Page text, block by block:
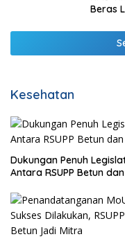
Beras
Kesehatan
Dukungan Penuh
Antara RSUPP Betun